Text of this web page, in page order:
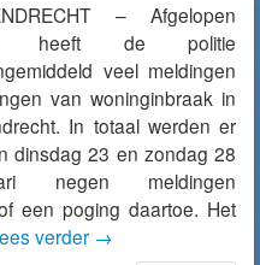
– Afgelopen
heeft de politie
veel meldingen
van woninginbraak in
In totaal werden er
dinsdag 23 en zondag 28
negen meldingen
een poging daartoe. Het
verder →